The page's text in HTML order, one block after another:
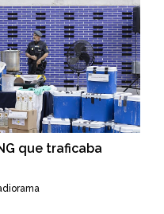
que traficaba